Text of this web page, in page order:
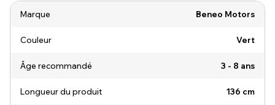
Marque Beneo Motors
Couleur Vert
Âge recommandé 3 - 8 ans
Longueur du produit 136 cm